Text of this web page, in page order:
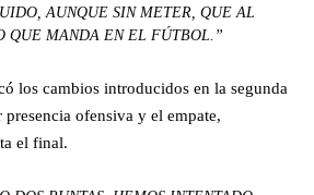
AUNQUE SIN METER, QUE AL
QUE MANDA EN EL FÚTBOL.”
los cambios introducidos en la segunda
ofensiva y el empate,
el final.